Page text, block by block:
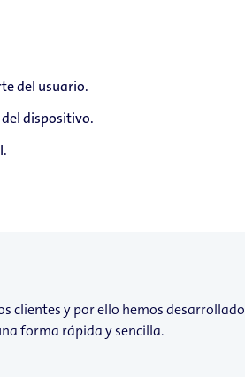
del usuario.
dispositivo.
clientes y por ello hemos desarrollado
forma rápida y sencilla.